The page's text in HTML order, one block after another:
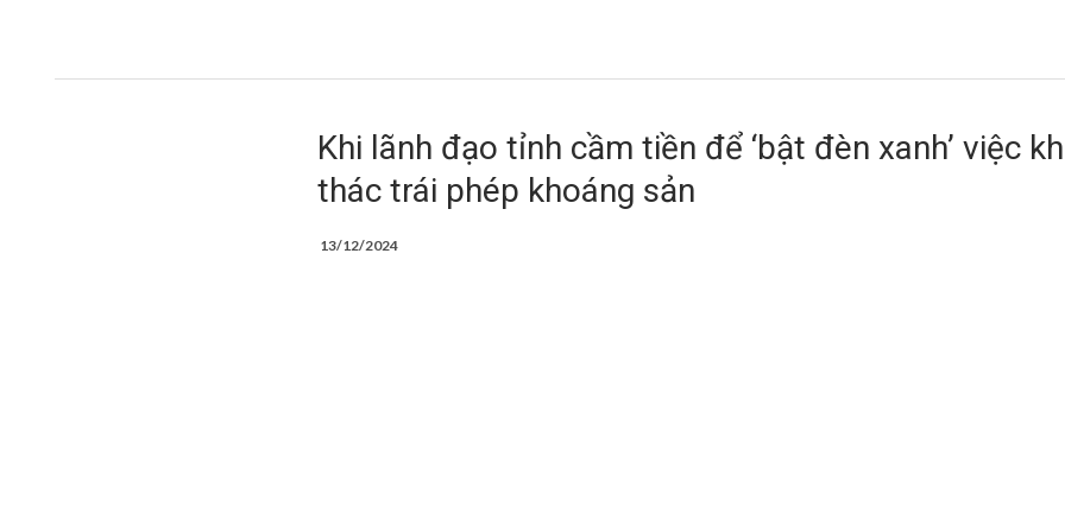
Khi lãnh đạo tỉnh cầm tiền để ‘bật đèn xanh’ việc
thác trái phép khoáng sản
13/12/2024